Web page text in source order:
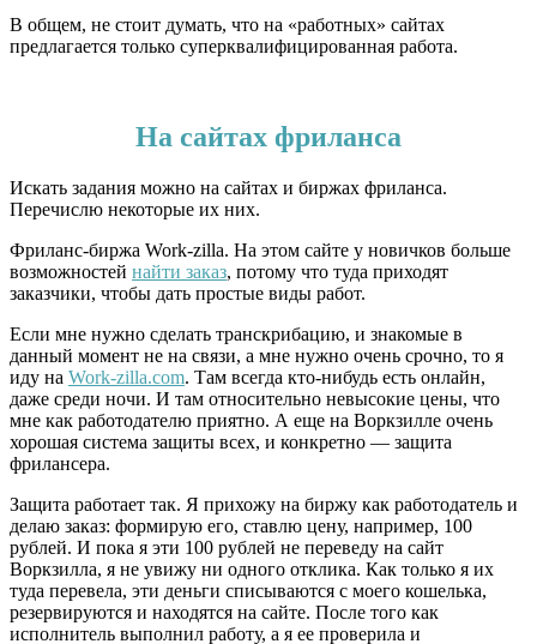
В общем, не стоит думать, что на «работных» сайтах
предлагается только суперквалифицированная работа.
На сайтах фриланса
Искать задания можно на сайтах и биржах фриланса.
Перечислю некоторые их них.
Фриланс-биржа Work-zilla. На этом сайте у новичков больше
возможностей найти заказ, потому что туда приходят
заказчики, чтобы дать простые виды работ.
Если мне нужно сделать транскрибацию, и знакомые в
данный момент не на связи, а мне нужно очень срочно, то я
иду на Work-zilla.com. Там всегда кто-нибудь есть онлайн,
даже среди ночи. И там относительно невысокие цены, что
мне как работодателю приятно. А еще на Воркзилле очень
хорошая система защиты всех, и конкретно — защита
фрилансера.
Защита работает так. Я прихожу на биржу как работодатель и
делаю заказ: формирую его, ставлю цену, например, 100
рублей. И пока я эти 100 рублей не переведу на сайт
Воркзилла, я не увижу ни одного отклика. Как только я их
туда перевела, эти деньги списываются с моего кошелька,
резервируются и находятся на сайте. После того как
исполнитель выполнил работу, а я ее проверила и